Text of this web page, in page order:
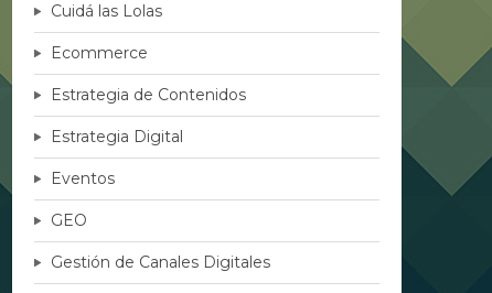
Cuidá las Lolas
Ecommerce
Estrategia de Contenidos
Estrategia Digital
Eventos
GEO
Gestión de Canales Digitales